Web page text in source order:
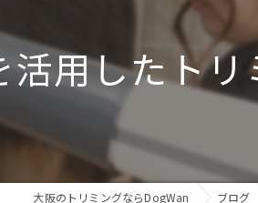
シャワー
ホテル
用したト
大阪のトリミングならDogWan ブログ